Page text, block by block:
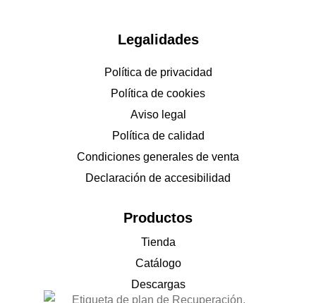
Legalidades
Política de privacidad
Política de cookies
Aviso legal
Política de calidad
Condiciones generales de venta
Declaración de accesibilidad
Productos
Tienda
Catálogo
Descargas